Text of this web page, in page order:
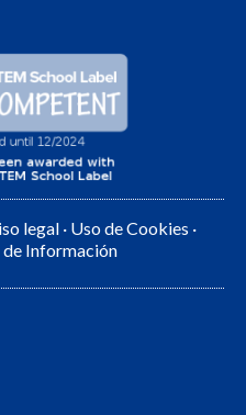
legal · Uso de Cookies ·
Información